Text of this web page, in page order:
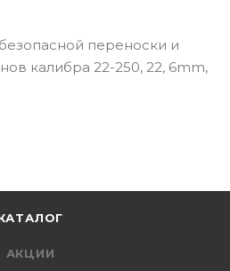
переноски и
калибра 22-250, 22, 6mm,
АКЦИИ